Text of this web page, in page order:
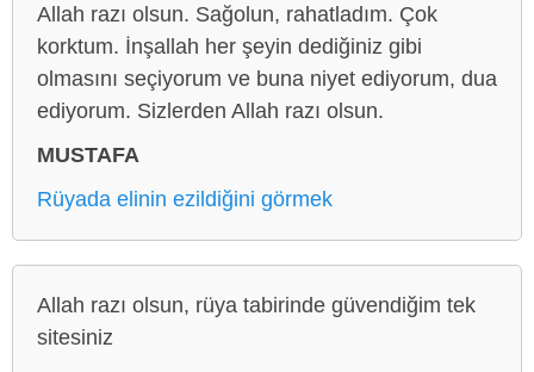
Allah razı olsun. Sağolun, rahatladım. Çok
korktum. İnşallah her şeyin dediğiniz gibi
olmasını seçiyorum ve buna niyet ediyorum, dua
ediyorum. Sizlerden Allah razı olsun.
MUSTAFA
Rüyada elinin ezildiğini görmek
Allah razı olsun, rüya tabirinde güvendiğim tek
sitesiniz